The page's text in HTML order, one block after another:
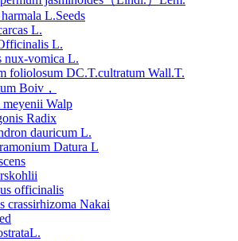
L.Seeds
L.
L.
nux-vomica L.
foliolosum DC.T.cultratum Wall.T.
Boiv，
Walp
Radix
dauricum L.
Datura L
officinalis
crassirhizoma Nakai